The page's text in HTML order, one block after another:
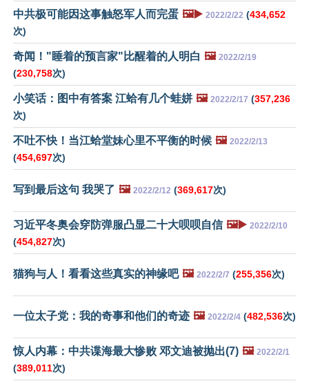
中共极可能因这事触怒军人而完蛋 🖼️▶️ 2022/2/22 (434,652
次)
奇闻！"睡着的预言家"比醒着的人明白 🖼️ 2022/2/19
(230,758次)
小笑话：图中有答案 江蛤有几个蛙姘 🖼️ 2022/2/17 (357,236
次)
不吐不快！当江蛤堂妹心里不平衡的时候 🖼️ 2022/2/13
(454,697次)
写到最后这句 我哭了 🖼️ 2022/2/12 (369,617次)
习近平冬奥会穿防弹服凸显二十大呗呗自信 🖼️▶️ 2022/2/10
(454,827次)
猫狗与人！看看这些真实的神缘吧 🖼️ 2022/2/7 (255,356次)
一位太子党：我的奇事和他们的奇迹 🖼️ 2022/2/4 (482,536次)
惊人内幕：中共谍海最大惨败 邓文迪被抛出(7) 🖼️ 2022/2/1
(389,011次)